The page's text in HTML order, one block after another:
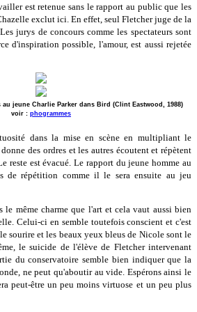
est retenue sans le rapport au public que les
exclut ici. En effet, seul Fletcher juge de la
jurys de concours comme les spectateurs sont
d'inspiration possible, l'amour, est aussi rejetée
au jeune Charlie Parker dans Bird (Clint Eastwood, 1988)
voir : phogrammes
dans la mise en scène en multipliant le
des ordres et les autres écoutent et répètent
reste est évacué. Le rapport du jeune homme au
de répétition comme il le sera ensuite au jeu
le même charme que l'art et cela vaut aussi bien
Celui-ci en semble toutefois conscient et c'est
sourire et les beaux yeux bleus de Nicole sont le
le suicide de l'élève de Fletcher intervenant
du conservatoire semble bien indiquer que la
ne peut qu'aboutir au vide. Espérons ainsi le
peut-être un peu moins virtuose et un peu plus